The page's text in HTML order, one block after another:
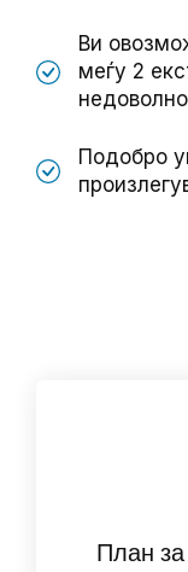
Ви
меѓу 2
Подобро
План